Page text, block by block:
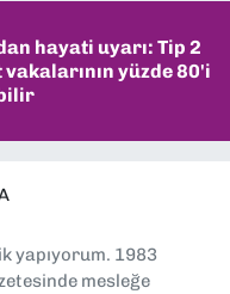
hayati uyarı: Tip 2
yüzde 80'i
yapıyorum. 1983
mesleğe